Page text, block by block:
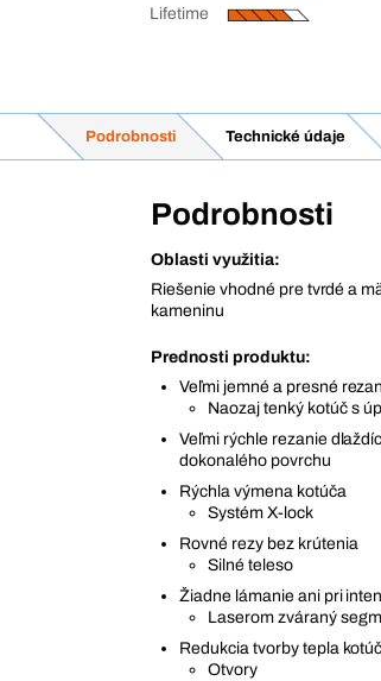
Lifetime
Podrobnosti Technické údaje
Podrobnosti
Oblasti využitia:
Riešenie vhodné pre tvrdé a
kameninu
Prednosti produktu:
Veľmi jemné a presné
Naozaj tenký kotúč s
Veľmi rýchle rezanie
dokonalého povrchu
Rýchla výmena kotúča
Systém X-lock
Rovné rezy bez krútenia
Silné teleso
Žiadne lámanie ani pri
Laserom zváraný
Redukcia tvorby tepla
Otvory